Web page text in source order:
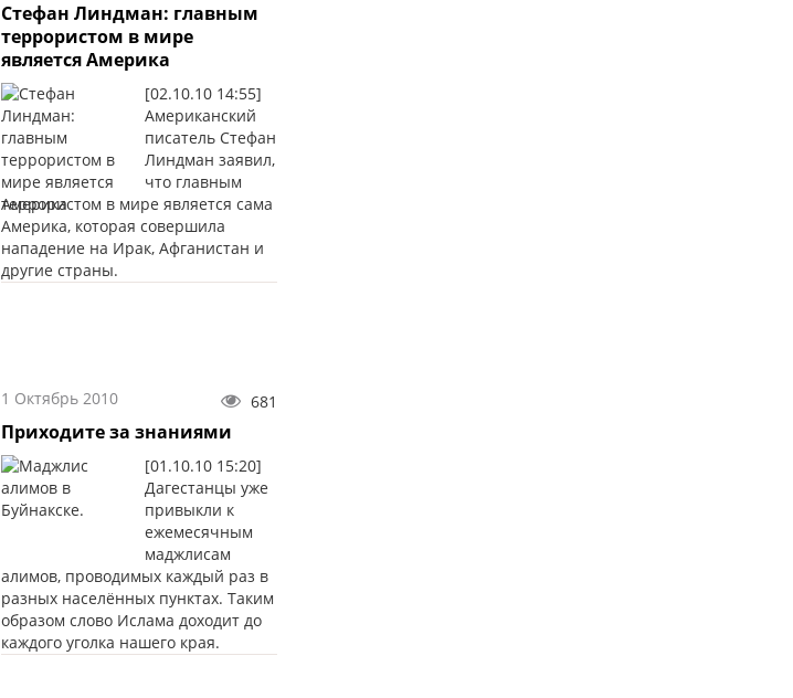
Стефан Линдман: главным
террористом в мире
является Америка
[02.10.10 14:55]
Американский
писатель Стефан
Линдман заявил,
что главным
террористом в мире является сама
Америка, которая совершила
нападение на Ирак, Афганистан и
другие страны.
1 Октябрь 2010 681
Приходите за знаниями
[01.10.10 15:20]
Дагестанцы уже
привыкли к
ежемесячным
маджлисам
алимов, проводимых каждый раз в
разных населённых пунктах. Таким
образом слово Ислама доходит до
каждого уголка нашего края.